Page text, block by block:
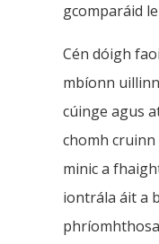
gcomparáid
Cén dóigh
mbíonn
cúinge agus
chomh cruinn
minic a
iontrála áit a